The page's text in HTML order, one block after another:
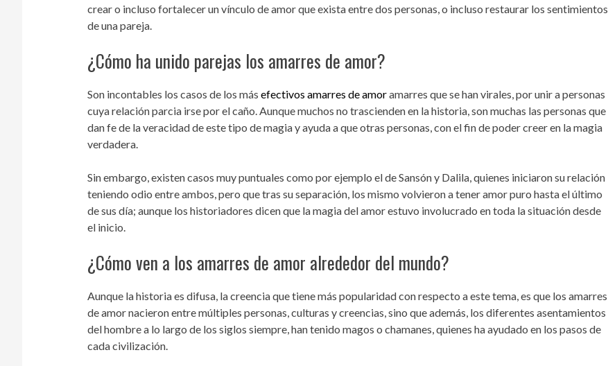
crear o incluso fortalecer un vínculo de amor que exista entre dos personas, o incluso restaurar los sentimientos
de una pareja.
¿Cómo ha unido parejas los amarres de amor?
Son incontables los casos de los más efectivos amarres de amoramarres que se han virales, por unir a personas
cuya relación parcia irse por el caño. Aunque muchos no trascienden en la historia, son muchas las personas que
dan fe de la veracidad de este tipo de magia y ayuda a que otras personas, con el fin de poder creer en la magia
verdadera.
Sin embargo, existen casos muy puntuales como por ejemplo el de Sansón y Dalila, quienes iniciaron su relación
teniendo odio entre ambos, pero que tras su separación, los mismo volvieron a tener amor puro hasta el último
de sus día; aunque los historiadores dicen que la magia del amor estuvo involucrado en toda la situación desde
el inicio.
¿Cómo ven a los amarres de amor alrededor del mundo?
Aunque la historia es difusa, la creencia que tiene más popularidad con respecto a este tema, es que los amarres
de amor nacieron entre múltiples personas, culturas y creencias, sino que además, los diferentes asentamientos
del hombre a lo largo de los siglos siempre, han tenido magos o chamanes, quienes ha ayudado en los pasos de
cada civilización.